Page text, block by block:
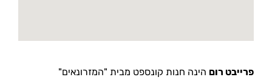
פרייבט רום הינה חנות קונספט מבית "המזרונאים"